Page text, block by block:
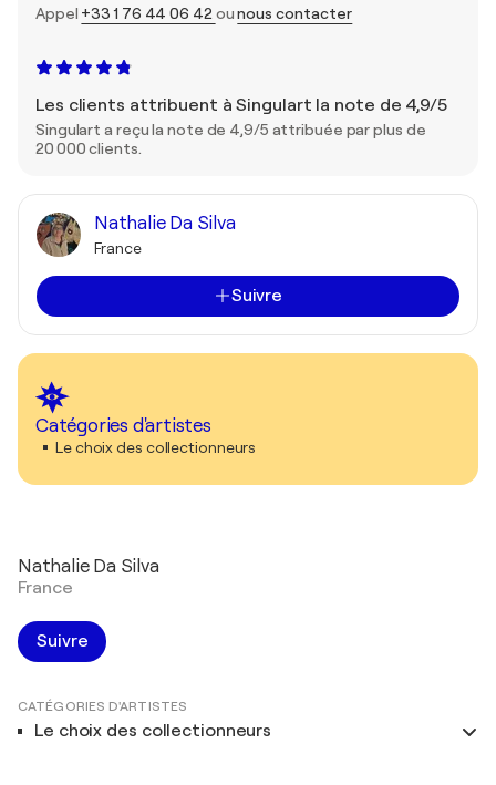
Appel +33 1 76 44 06 42 ounous contacter
Les clients attribuent à Singulart la note de 4,9/5
Singulart a reçu la note de 4,9/5 attribuée par plus de
20 000 clients.
Nathalie Da Silva
France
Suivre
Catégories d'artistes
Le choix des collectionneurs
Nathalie Da Silva
France
Suivre
CATÉGORIES D'ARTISTES
Le choix des collectionneurs